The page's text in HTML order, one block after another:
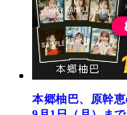
本郷柚巴、原幹